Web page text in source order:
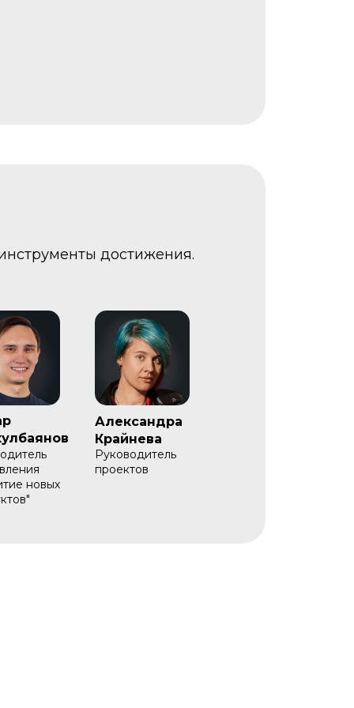
достижения.
новых
Александра
Крайнева
Руководитель
проектов